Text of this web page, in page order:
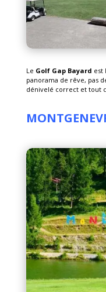
Le Golf Gap Bayard est
panorama de rêve, pas
dénivelé correct et tout